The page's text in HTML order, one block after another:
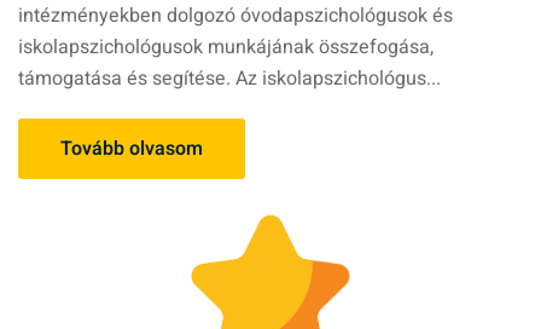
intézményekben dolgozó óvodapszichológusok és
iskolapszichológusok munkájának összefogása,
támogatása és segítése. Az iskolapszichológus...
Tovább olvasom